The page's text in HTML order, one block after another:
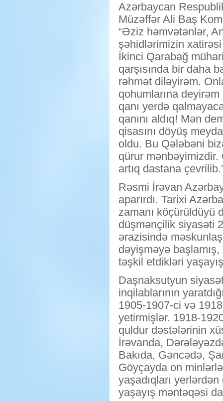
Azərbaycan
Müzəffər Ali Baş
“Əziz həmvətənlər,
şəhidlərimizin
İkinci Qarabağ
qarşısında bir daha
rəhmət diləyirəm.
qohumlarına
qanı yerdə
qanını aldıq! Mən
qisasını döyüş
oldu. Bu Qələbəni
qürur mənbəyimizdir.
artıq dastana
Rəsmi İrəvan
aparırdı. Tarixi
zamanı köçürüldüyü
düşmənçilik siyasəti
ərazisində
dəyişməyə
təşkil etdikləri
Daşnaksutyun
inqilablarının
1905-1907-ci və
yetirmişlər. 1918-
quldur dəstələrinin
İrəvanda,
Bakıda, Gəncədə,
Göyçayda on
yaşadıqları
yaşayış məntəqəsi